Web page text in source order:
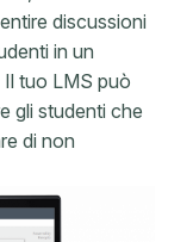
discussioni
in un
tuo LMS può
gli studenti che
di non